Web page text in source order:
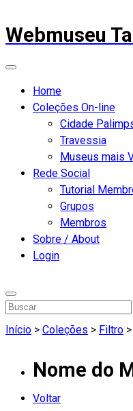
Webmuseu
Home
Coleções On-line
Cidade
Travessia
Museus mais
Rede Social
Tutorial
Grupos
Membros
Sobre / About
Login
Início > Coleções > Filtro >
Nome do
Voltar